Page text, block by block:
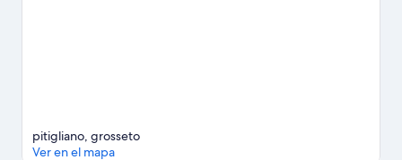
pitigliano, grosseto
Ver en el mapa